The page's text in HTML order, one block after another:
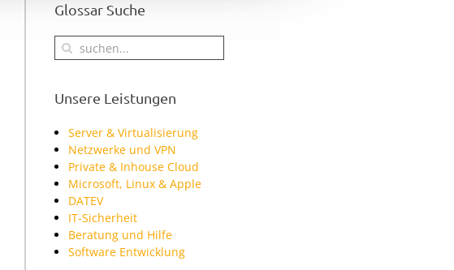
Glossar Suche
Unsere Leistungen
Server & Virtualisierung
Netzwerke und VPN
Private & Inhouse Cloud
Microsoft, Linux & Apple
DATEV
IT-Sicherheit
Beratung und Hilfe
Software Entwicklung